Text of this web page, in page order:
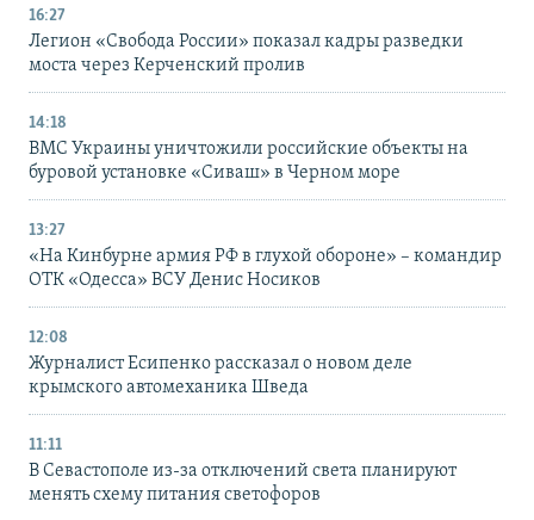
16:27
Легион «Свобода России» показал кадры разведки
моста через Керченский пролив
14:18
ВМС Украины уничтожили российские объекты на
буровой установке «Сиваш» в Черном море
13:27
«На Кинбурне армия РФ в глухой обороне» – командир
ОТК «Одесса» ВСУ Денис Носиков
12:08
Журналист Есипенко рассказал о новом деле
крымского автомеханика Шведа
11:11
В Севастополе из-за отключений света планируют
менять схему питания светофоров